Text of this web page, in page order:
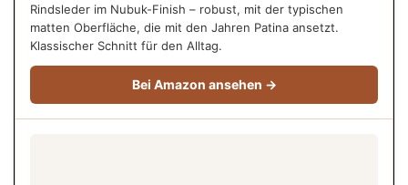
Rindsleder im Nubuk-Finish – robust, mit der typischen
matten Oberfläche, die mit den Jahren Patina ansetzt.
Klassischer Schnitt für den Alltag.
Bei Amazon ansehen →